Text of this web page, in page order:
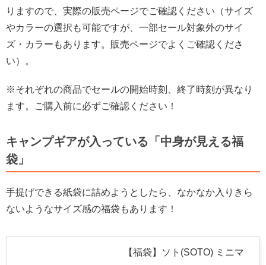
りますので、実際の販売ページでご確認ください（サイズ
やカラーの選択も可能ですが、一部セール対象外のサイ
ズ・カラーもあります。販売ページでよくご確認くださ
い）。
※それぞれの商品でセールの開始時刻、終了時刻が異なり
ます。ご購入前に必ずご確認ください！
キャンプギアが入っている「中身が見える福
袋」
手提げできる紙袋に詰めようとしたら、なかなか入りきら
ないようなサイズ感の福袋もあります！
【福袋】ソト(SOTO) ミニマ